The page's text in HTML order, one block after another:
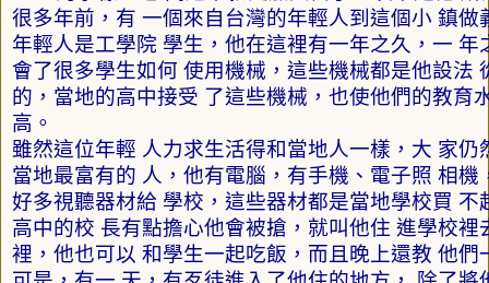
很多年前，有 一個來自台灣的年輕人到這個小 鎮做
年輕人是工學院 學生，他在這裡有一年之久，一 年
會了很多學生如何 使用機械，這些機械都是他設法
的，當地的高中接受 了這些機械，也使他們的教育
高。
雖然這位年輕 人力求生活得和當地人一樣，大 家仍
當地最富有的 人，他有電腦，有手機、電子照 相機
好多視聽器材給 學校，這些器材都是當地學校買 不
高中的校 長有點擔心他會被搶，就叫他住 進學校裡
裡，他也可以 和學生一起吃飯，而且晚上還教 他們